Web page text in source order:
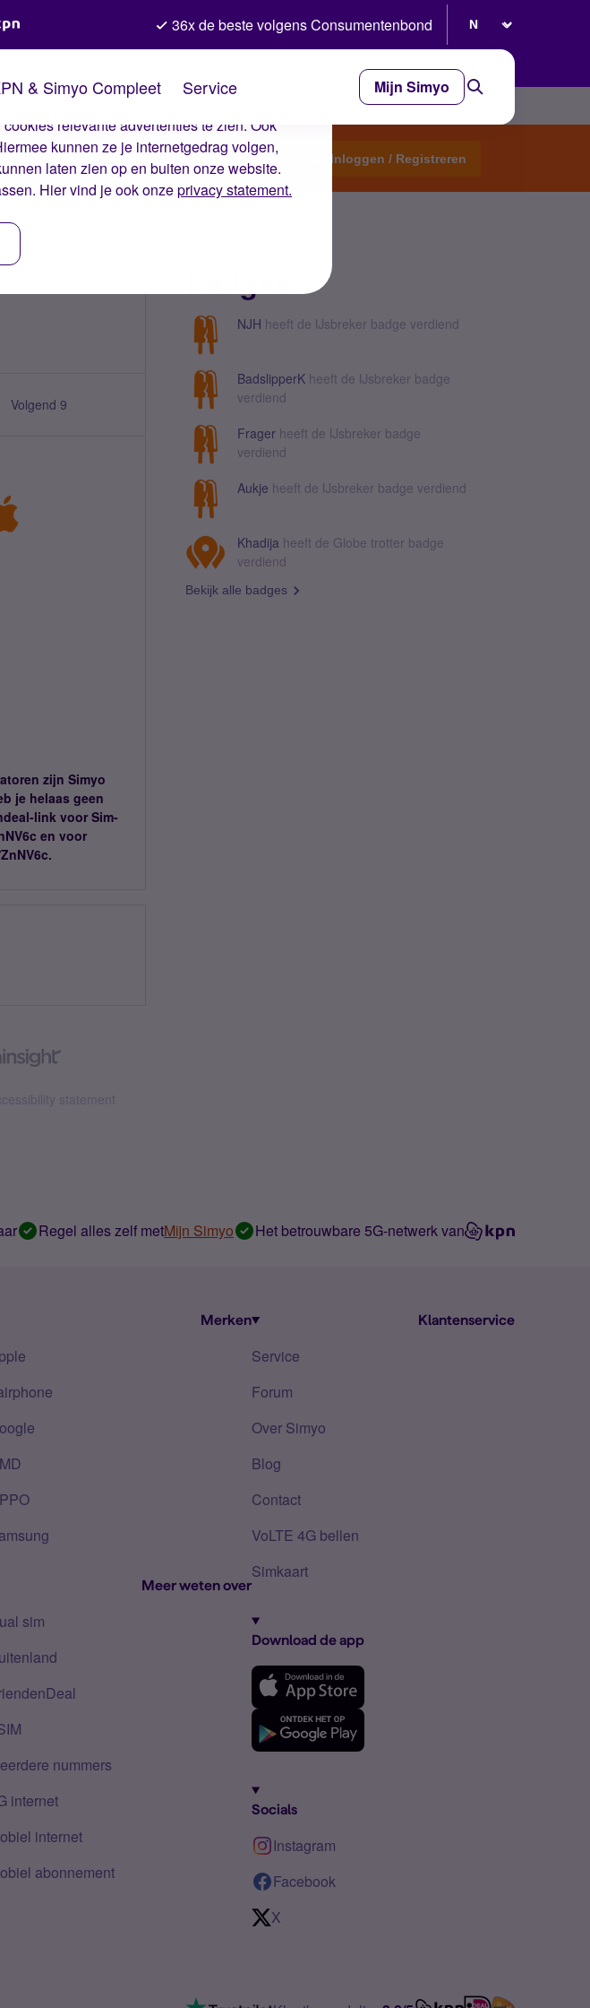
zorgen wij ervoor dat je ervaring op de
relevante advertenties te zien. Ook
kunnen ze je internetgedrag volgen,
laten zien op en buiten onze website.
Hier vind je ook onzeprivacy statement.
36x de beste volgens Consumentenbond
& Simyo Compleet Service Mijn Simyo
Start een topic Inloggen / Registreren
Volgend 9
zijn Simyo
je helaas geen
link voor Sim-
en voor
NJH heeft de IJsbreker badge verdiend
BadslipperK heeft de IJsbreker badge
verdiend
Frager heeft de IJsbreker badge
verdiend
Aukje heeft de IJsbreker badge verdiend
Khadija heeft de Globe trotter badge
verdiend
Bekijk alle badges
statement
Regel alles zelf metMijn Simyo Het betrouwbare 5G-netwerk van
Merken
Meer weten over
sim
nummers
internet
internet
abonnement
Klantenservice
Service
Forum
Over Simyo
Blog
Contact
VoLTE 4G bellen
Simkaart
Download de app
Socials
Instagram
Facebook
X